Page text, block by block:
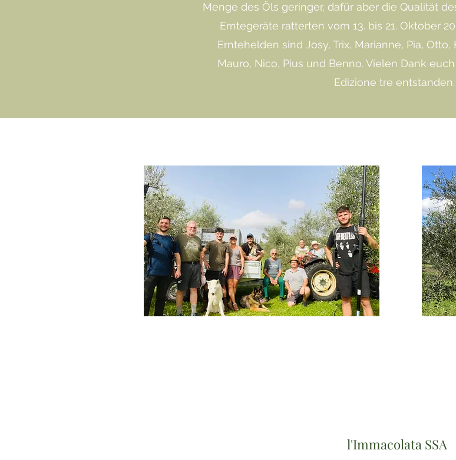
Menge des Öls geringer, dafür aber die Qualität
Erntegeräte ratterten vom 13. bis 21. Oktober
Erntehelden sind Josy, Trix, Marianne, Pia, Otto,
Mauro, Nico, Pius und Benno. Vielen Dank
Edizione tre entstanden.
l'Immacolata SSA